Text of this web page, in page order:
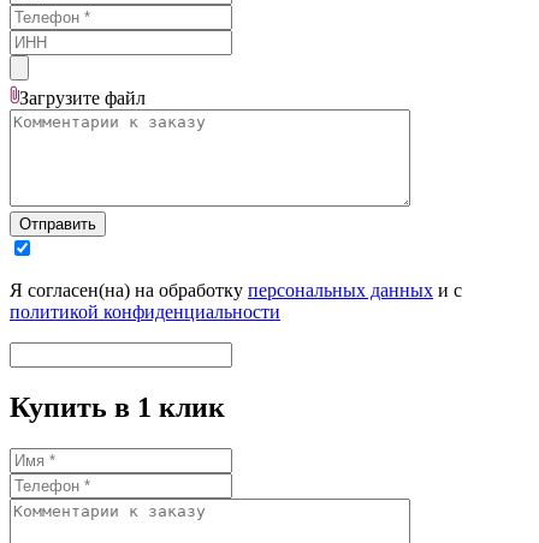
Загрузите файл
Отправить
Я согласен(на) на обработку персональных данных и с
политикой конфиденциальности
Купить в 1 клик